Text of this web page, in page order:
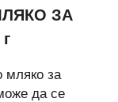
ЗА
мляко за
да се